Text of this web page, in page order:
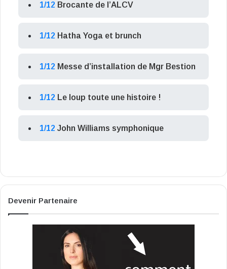
1/12 Brocante de l’ALCV
1/12 Hatha Yoga et brunch
1/12 Messe d’installation de Mgr Bestion
1/12 Le loup toute une histoire !
1/12 John Williams symphonique
Devenir Partenaire